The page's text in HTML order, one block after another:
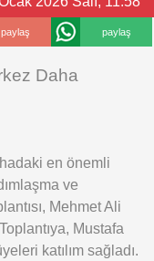
paylaş paylaş
Daha
en önemli
ve
Mehmet Ali
Mustafa
katılım sağladı.